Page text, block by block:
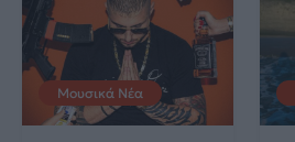
Μουσικά Νέα